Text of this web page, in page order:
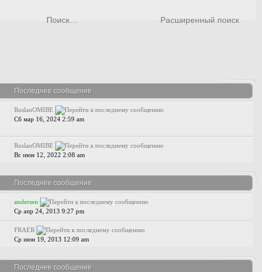
Расширенный поиск
Последнее сообщение
RuslanOMIBE
Сб мар 16, 2024 2:59 am
RuslanOMIBE
Вс июн 12, 2022 2:08 am
Последнее сообщение
andersen
Ср апр 24, 2013 9:27 pm
FRAER
Ср июн 19, 2013 12:09 am
Последнее сообщение